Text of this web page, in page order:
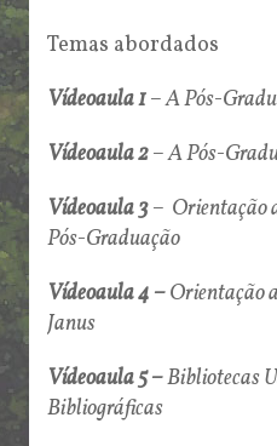
Temas abordados
Vídeoaula 1–A Pós-
Vídeoaula 2–A Pós-
Vídeoaula 3– Orientação
Pós-Graduação
Vídeoaula 4 –Orientação
Janus
Vídeoaula 5 –Bibliotecas
Bibliográficas